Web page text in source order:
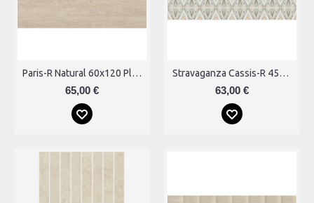
Paris-R Natural 60x120 Plytelės
65,00 €
Stravaganza Cassis-R 45x120 Plytelės
63,00 €